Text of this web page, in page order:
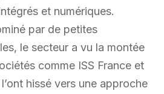
et numériques.
par de petites
le secteur a vu la montée
comme ISS France et
hissé vers une approche